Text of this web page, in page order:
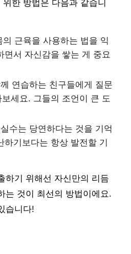
한 방법은 다음과 같습니
근육을 사용하는 법을 익
면서 자신감을 쌓는 게 중요
연습하는 친구들에게 질문
세요. 그들의 조언이 큰 도
수는 당연하다는 것을 기억
하기보다는 항상 발전할 기
하기 위해선 자신만의 리듬
는 것이 최선의 방법이에요.
습니다!